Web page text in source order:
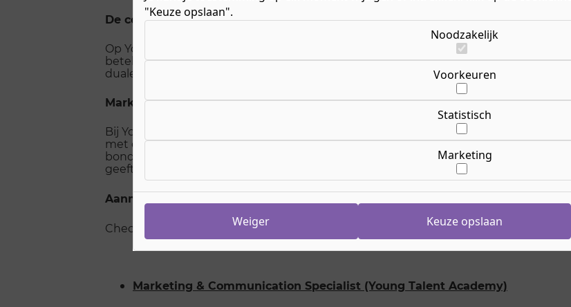
De combinatie school en topsport vormt vaak een uitdaging
Op Young Talent Academy doen we er alles aan om studenten, waar dan ook, deel
betekenen dat studenten thuis, op een trainingslocatie in Nederland of het
duale begeleider die jouw steun en toeverlaat is bij alles wat je tegenkomt.
Marketing & Communication Specialist (Young Talent Academy)
Bij Young Talent Academy bieden wij de opleiding Marketing & Communication
met dit diploma op zak meer kans op een baan in een bedrijf dat met sport te
bond. Je zet dan een (sport)merk in de spotlights of bedenkt een actie voor een
geeft ook toegang tot veel andere branches: profit, non-profit, overheid of event-
Aanmelden
Check alle details van de opleiding hieronder en meld je online aan. Dat kost je
Marketing & Communication Specialist (Young Talent Academy)
"Keuze opslaan".
Noodzakelijk
Voorkeuren
Statistisch
Marketing
Weiger Keuze opslaan